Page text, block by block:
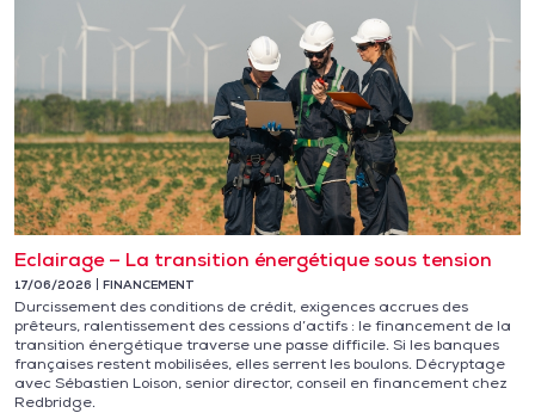
Eclairage – La transition énergétique sous tension
17/06/2026 FINANCEMENT
Durcissement des conditions de crédit, exigences accrues des
prêteurs, ralentissement des cessions d’actifs : le financement de la
transition énergétique traverse une passe difficile. Si les banques
françaises restent mobilisées, elles serrent les boulons. Décryptage
avec Sébastien Loison, senior director, conseil en financement chez
Redbridge.